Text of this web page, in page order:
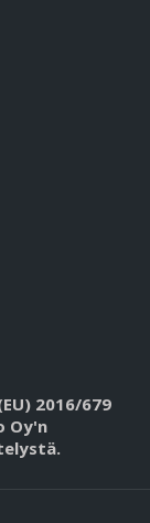
2016/679
Oy'n